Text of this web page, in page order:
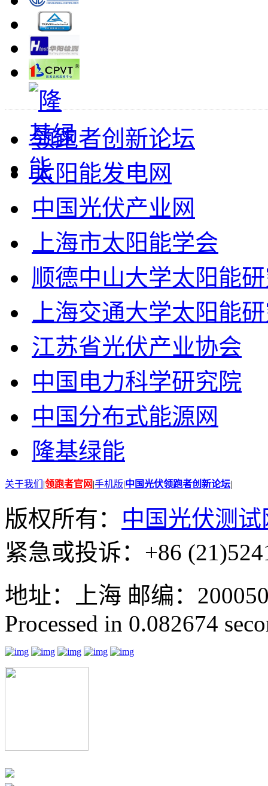
领跑者创新论坛
太阳能发电网
中国光伏产业网
上海市太阳能学会
顺德中山大学太阳能
上海交通大学太阳能
江苏省光伏产业协会
中国电力科学研究院
中国分布式能源网
隆基绿能
关于我们 |领跑者官网|手机版|中国光伏领跑者创新论坛|
版权所有： 中国光伏测试
紧急或投诉：+86
地址：上海 邮编：
Processed in 0.082674